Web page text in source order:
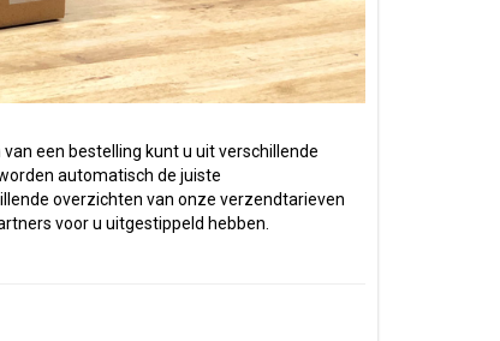
een bestelling kunt u uit verschillende
automatisch de juiste
overzichten van onze verzendtarieven
voor u uitgestippeld hebben.